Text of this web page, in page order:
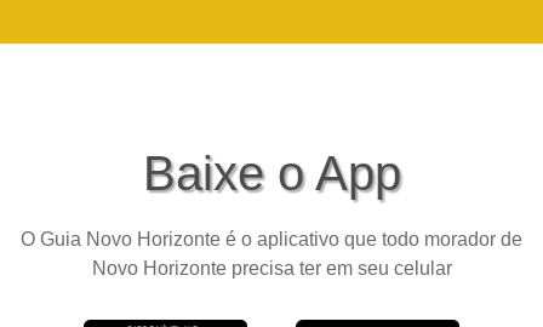
Baixe o App
O Guia Novo Horizonte é o aplicativo que todo morador de
Novo Horizonte precisa ter em seu celular